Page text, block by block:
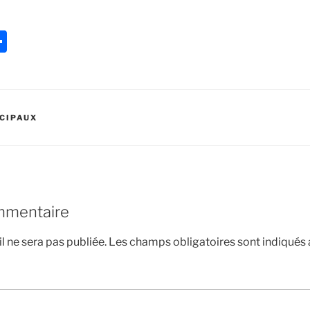
g
ne sera pas publiée. Les champs obligatoires sont indiqués